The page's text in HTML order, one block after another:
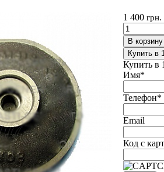
1 400 грн.
В корзину
Купить в
Купить в
Имя*
Телефон*
Email
Код с